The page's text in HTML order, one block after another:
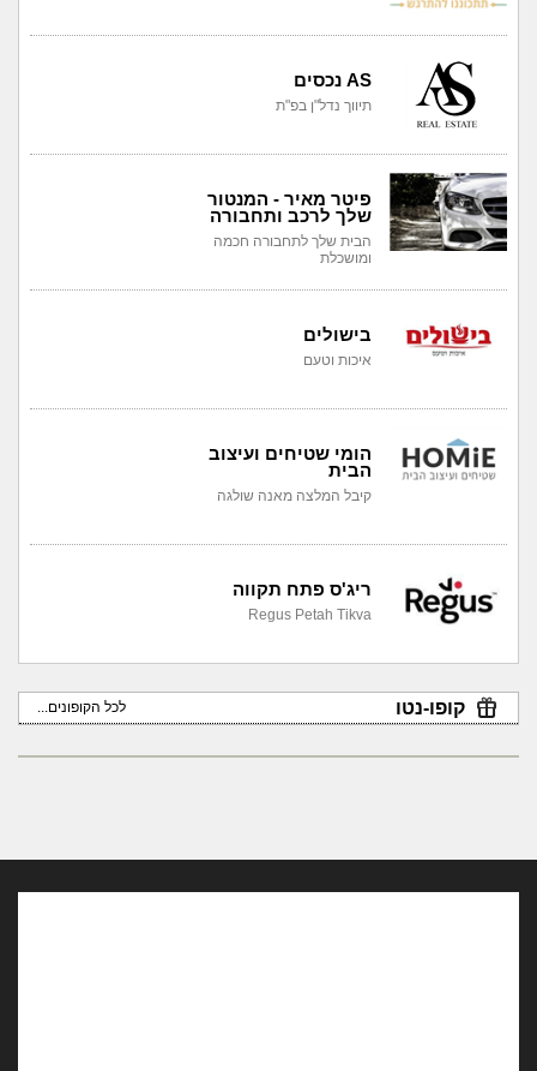
AS נכסים
תיווך נדל"ן בפ"ת
פיטר מאיר - המנטור
שלך לרכב ותחבורה
הבית שלך לתחבורה חכמה
ומושכלת
בישולים
איכות וטעם
הומי שטיחים ועיצוב
הבית
קיבל המלצה מאנה שולגה
ריג'ס פתח תקווה
Regus Petah Tikva
קופו-נטו לכל הקופונים...